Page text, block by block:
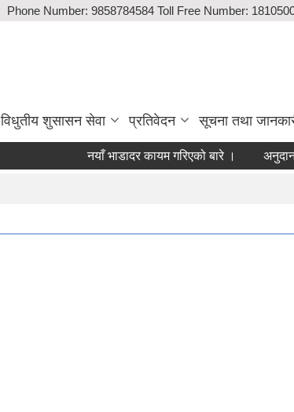
Phone Number: 9858784584 Toll Free Number:
विधुतीय शुसासन सेवा प्रतिवेदन सूचना तथा
नयाँ भाडादर कायम गरिएको बारे । अनुदान